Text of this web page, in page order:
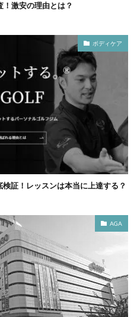
！激安の理由とは？
ボディケア
証！レッスンは本当に上達する？
AGA